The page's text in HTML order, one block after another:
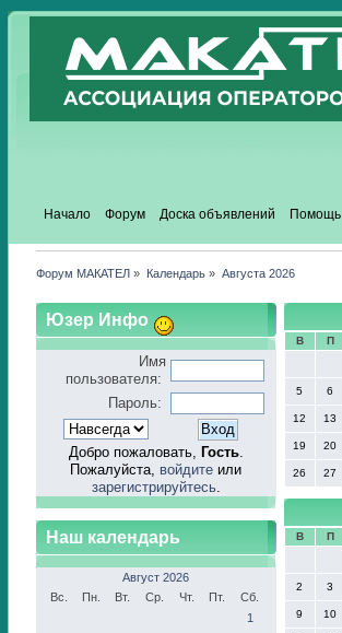
Начало Форум Доска объявлений Помощь
Форум МАКАТЕЛ » Календарь » Августа 2026
Юзер Инфо
Имя
пользователя:
Пароль:
Добро пожаловать, Гость.
Пожалуйста, войдите или
зарегистрируйтесь.
Наш календарь
Август 2026
Вс.
Пн. Вт. Ср. Чт. Пт.
Сб.
1
В П
5 6
12 13
19 20
26 27
В П
2 3
9 10